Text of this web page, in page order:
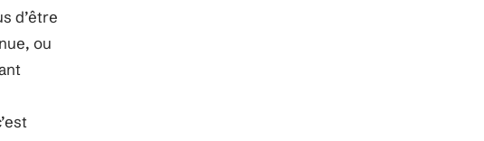
d’être
ou